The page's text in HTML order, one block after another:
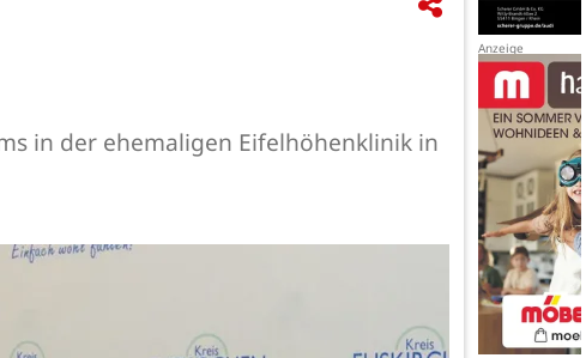
in der ehemaligen Eifelhöhenklinik in